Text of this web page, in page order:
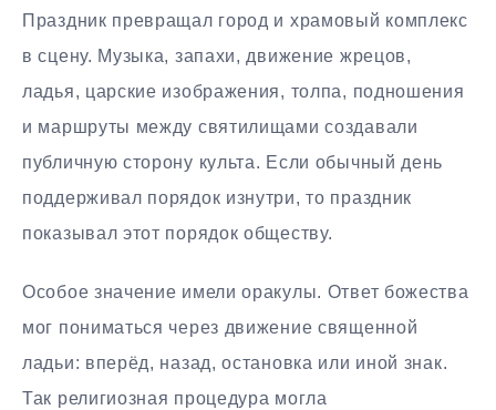
Праздник превращал город и храмовый комплекс
в сцену. Музыка, запахи, движение жрецов,
ладья, царские изображения, толпа, подношения
и маршруты между святилищами создавали
публичную сторону культа. Если обычный день
поддерживал порядок изнутри, то праздник
показывал этот порядок обществу.
Особое значение имели оракулы. Ответ божества
мог пониматься через движение священной
ладьи: вперёд, назад, остановка или иной знак.
Так религиозная процедура могла